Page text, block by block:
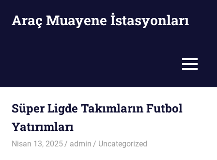
Araç Muayene İstasyonları
MENU
Süper Ligde Takımların Futbol
Yatırımları
Nisan 13, 2025 admin Uncategorized